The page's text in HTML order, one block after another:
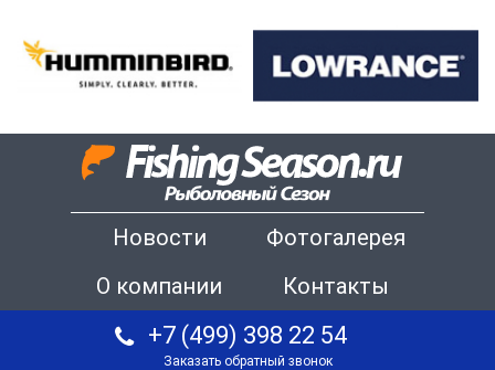
Новости
Фотогалерея
О компании
Контакты
+7 (499) 398 22 54
Заказать обратный звонок